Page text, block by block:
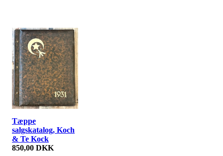
Tæppe
salgskatalog, Koch
& Te Kock
850,00 DKK